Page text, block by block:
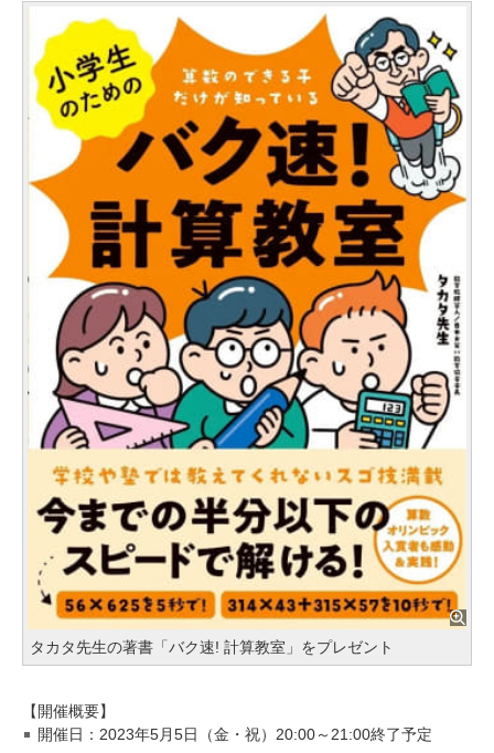
タカタ先生の著書「バク速! 計算教室」をプレゼント
【開催概要】
開催日：2023年5月5日（金・祝）20:00～21:00終了予定